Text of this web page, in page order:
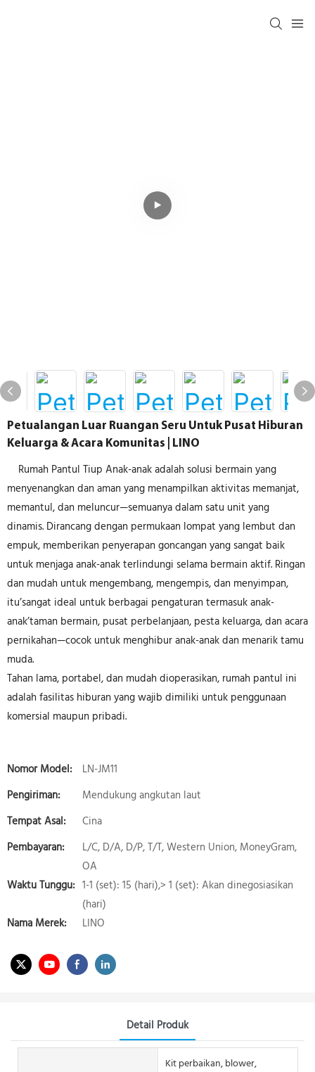
Petualangan Luar Ruangan Seru Untuk Pusat Hiburan
Keluarga & Acara Komunitas | LINO
Rumah Pantul Tiup Anak-anak adalah solusi bermain yang
menyenangkan dan aman yang menampilkan aktivitas memanjat,
memantul, dan meluncur—semuanya dalam satu unit yang
dinamis. Dirancang dengan permukaan lompat yang lembut dan
empuk, memberikan penyerapan goncangan yang sangat baik
untuk menjaga anak-anak terlindungi selama bermain aktif. Ringan
dan mudah untuk mengembang, mengempis, dan menyimpan,
itu’sangat ideal untuk berbagai pengaturan termasuk anak-
anak’taman bermain, pusat perbelanjaan, pesta keluarga, dan acara
pernikahan—cocok untuk menghibur anak-anak dan menarik tamu
muda.
Tahan lama, portabel, dan mudah dioperasikan, rumah pantul ini
adalah fasilitas hiburan yang wajib dimiliki untuk penggunaan
komersial maupun pribadi.
Nomor Model:
LN-JM11
Pengiriman:
Mendukung angkutan laut
Tempat Asal:
Cina
Pembayaran:
L/C, D/A, D/P, T/T, Western Union, MoneyGram,
OA
Waktu Tunggu: 1-1 (set): 15 (hari),> 1 (set): Akan dinegosiasikan
(hari)
Nama Merek:
LINO
Detail Produk
Kit perbaikan, blower,